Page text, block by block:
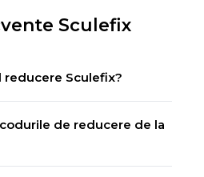
Sculefix
reducere Sculefix?
de reducere de la